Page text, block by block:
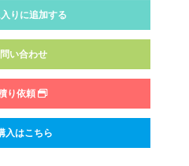
りに追加する
い合わせ
り依頼
入はこちら